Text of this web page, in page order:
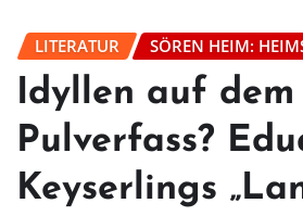
LITERATUR SÖREN HEIM:
Idyllen auf dem
Pulverfass?
Keyserlings